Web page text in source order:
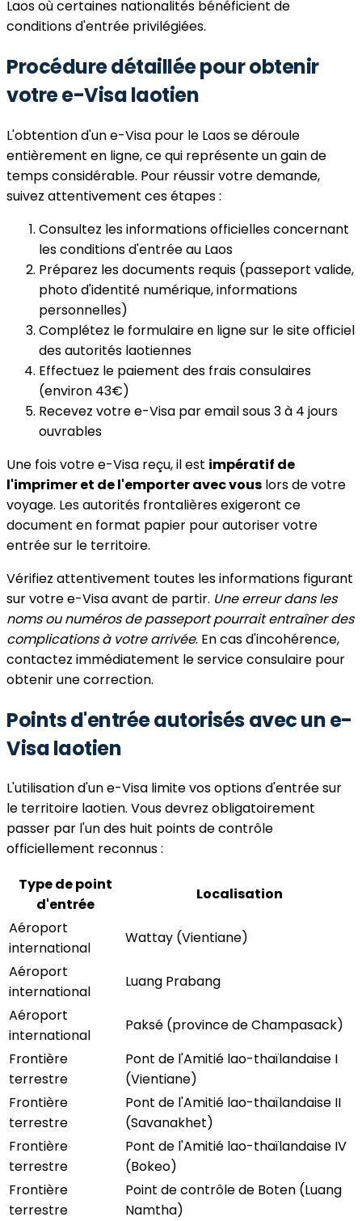
Laos où certaines nationalités bénéficient de
conditions d'entrée privilégiées.
Procédure détaillée pour obtenir
votre e-Visa laotien
L'obtention d'un e-Visa pour le Laos se déroule
entièrement en ligne, ce qui représente un gain de
temps considérable. Pour réussir votre demande,
suivez attentivement ces étapes :
Consultez les informations officielles concernant
les conditions d'entrée au Laos
Préparez les documents requis (passeport valide,
photo d'identité numérique, informations
personnelles)
Complétez le formulaire en ligne sur le site officiel
des autorités laotiennes
Effectuez le paiement des frais consulaires
(environ 43€)
Recevez votre e-Visa par email sous 3 à 4 jours
ouvrables
Une fois votre e-Visa reçu, il est impératif de
l'imprimer et de l'emporter avec vous lors de votre
voyage. Les autorités frontalières exigeront ce
document en format papier pour autoriser votre
entrée sur le territoire.
Vérifiez attentivement toutes les informations figurant
sur votre e-Visa avant de partir. Une erreur dans les
noms ou numéros de passeport pourrait entraîner des
complications à votre arrivée. En cas d'incohérence,
contactez immédiatement le service consulaire pour
obtenir une correction.
Points d'entrée autorisés avec un e-
Visa laotien
L'utilisation d'un e-Visa limite vos options d'entrée sur
le territoire laotien. Vous devrez obligatoirement
passer par l'un des huit points de contrôle
officiellement reconnus :
Type de point
d'entrée
Localisation
Aéroport
international
Wattay (Vientiane)
Aéroport
international
Luang Prabang
Aéroport
international
Paksé (province de Champasack)
Frontière
terrestre
Pont de l'Amitié lao-thaïlandaise I
(Vientiane)
Frontière
terrestre
Pont de l'Amitié lao-thaïlandaise II
(Savanakhet)
Frontière
terrestre
Pont de l'Amitié lao-thaïlandaise IV
(Bokeo)
Frontière
terrestre
Point de contrôle de Boten (Luang
Namtha)